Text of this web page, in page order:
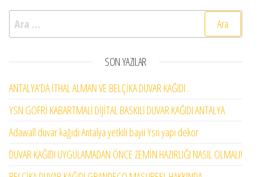
Arama:
SON YAZILAR
ANTALYA’DA İTHAL ALMAN VE BELÇİKA DUVAR KAĞIDI .
YSN GOFRİ KABARTMALI DİJİTAL BASKILI DUVAR KAĞIDI ANTALYA
Adawall duvar kağıdı Antalya yetkili bayii Ysn yapı dekor
DUVAR KAĞIDI UYGULAMADAN ÖNCE ZEMİN HAZIRLIĞI NASIL OLMALI!